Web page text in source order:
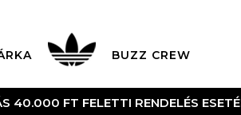
BUZZ CREW
40.000 FT FELETTI RENDELÉS